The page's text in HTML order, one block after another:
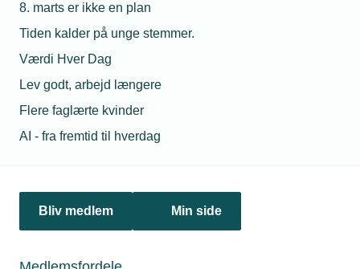
8. marts er ikke en plan
Tiden kalder på unge stemmer.
Værdi Hver Dag
Lev godt, arbejd længere
Flere faglærte kvinder
AI - fra fremtid til hverdag
Bliv medlem Min side
Politik & analyse
jura@tekniq.dk
tekniq@tekniq.dk